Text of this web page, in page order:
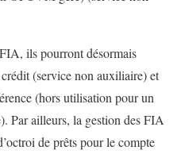
ils pourront désormais
(service non auxiliaire) et
(hors utilisation pour un
Par ailleurs, la gestion des FIA
de prêts pour le compte